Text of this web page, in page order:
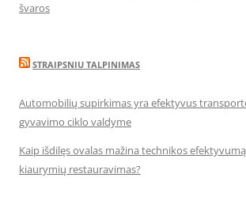
švaros
STRAIPSNIU TALPINIMAS
Automobilių supirkimas yra efektyvus
gyvavimo ciklo valdyme
Kaip išdilęs ovalas mažina technikos
kiaurymių restauravimas?